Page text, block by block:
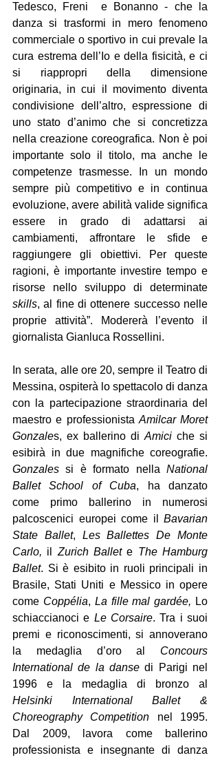
Tedesco, Freni  e Bonanno - che la
danza si trasformi in mero fenomeno
commerciale o sportivo in cui prevale la
cura estrema dell’Io e della fisicità, e ci
si riappropri della dimensione
originaria, in cui il movimento diventa
condivisione dell’altro, espressione di
uno stato d’animo che si concretizza
nella creazione coreografica. Non è poi
importante solo il titolo, ma anche le
competenze trasmesse. In un mondo
sempre più competitivo e in continua
evoluzione, avere abilità valide significa
essere in grado di adattarsi ai
cambiamenti, affrontare le sfide e
raggiungere gli obiettivi. Per queste
ragioni, è importante investire tempo e
skills, al fine di ottenere successo nelle
proprie attività”. Modererà l’evento il
giornalista Gianluca Rossellini.
In serata, alle ore 20, sempre il Teatro di
Messina, ospiterà lo spettacolo di danza
con la partecipazione straordinaria del
maestro e professionista Amilcar Moret
Gonzales, ex ballerino di Amici che si
Gonzales si è formato nella National
Ballet School of Cuba, ha danzato
come primo ballerino in numerosi
palcoscenici europei come il Bavarian
State Ballet, Les Ballettes De Monte
Carlo, il Zurich Ballet e The Hamburg
Ballet. Si è esibito in ruoli principali in
Brasile, Stati Uniti e Messico in opere
come Coppélia, La fille mal gardée, Lo
schiaccianoci e Le Corsaire. Tra i suoi
premi e riconoscimenti, si annoverano
la medaglia d’oro al Concours
International de la danse di Parigi nel
Helsinki International Ballet &
Choreography Competition nel 1995.
Dal 2009, lavora come ballerino
professionista e insegnante di danza